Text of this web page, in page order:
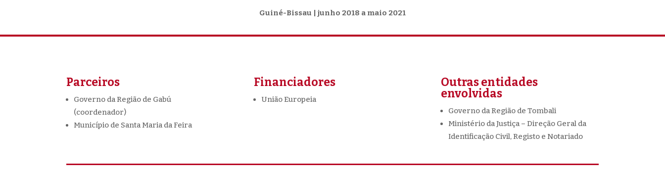
Guiné-Bissau | junho 2018 a maio 2021
Parceiros
Governo da Região de Gabú
(coordenador)
Município de Santa Maria da Feira
Financiadores
União Europeia
Outras entidades
envolvidas
Governo da Região de Tombali
Ministério da Justiça – Direção Geral da
Identificação Civil, Registo e Notariado